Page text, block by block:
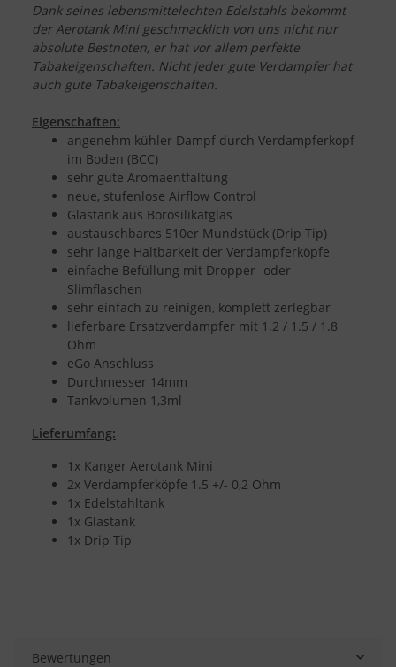
Dank seines lebensmittelechten Edelstahls bekommt
der Aerotank Mini geschmacklich von uns nicht nur
absolute Bestnoten, er hat vor allem perfekte
Tabakeigenschaften. Nicht jeder gute Verdampfer hat
auch gute Tabakeigenschaften.
Eigenschaften:
angenehm kühler Dampf durch Verdampferkopf
im Boden (BCC)
sehr gute Aromaentfaltung
neue, stufenlose Airflow Control
Glastank aus Borosilikatglas
austauschbares 510er Mundstück (Drip Tip)
sehr lange Haltbarkeit der Verdampferköpfe
einfache Befüllung mit Dropper- oder
Slimflaschen
sehr einfach zu reinigen, komplett zerlegbar
lieferbare Ersatzverdampfer mit 1.2 / 1.5 / 1.8
Ohm
eGo Anschluss
Durchmesser 14mm
Tankvolumen 1,3ml
Lieferumfang:
1x Kanger Aerotank Mini
2x Verdampferköpfe 1.5 +/- 0,2 Ohm
1x Edelstahltank
1x Glastank
1x Drip Tip
Bewertungen